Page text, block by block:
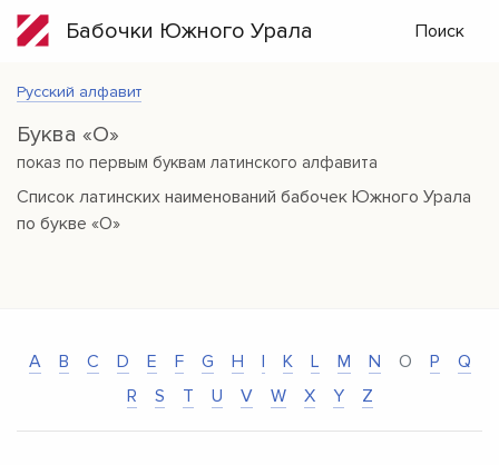
Бабочки Южного Урала Поиск
Русский алфавит
Буква «O»
показ по первым буквам латинского алфавита
Список латинских наименований бабочек Южного Урала
по букве «O»
A B C D E F G H I K L M N O P
Q
R
S T U V W X Y Z